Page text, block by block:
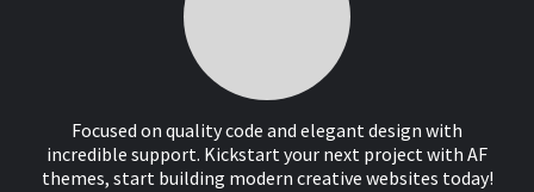
Focused on quality code and elegant design with
incredible support. Kickstart your next project with AF
themes, start building modern creative websites today!